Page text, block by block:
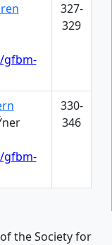
gfbm-
327-
329
gfbm-
330-
346
the Society for